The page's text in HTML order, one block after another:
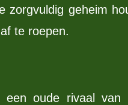
zorgvuldig geheim
te roepen.
een oude rivaal